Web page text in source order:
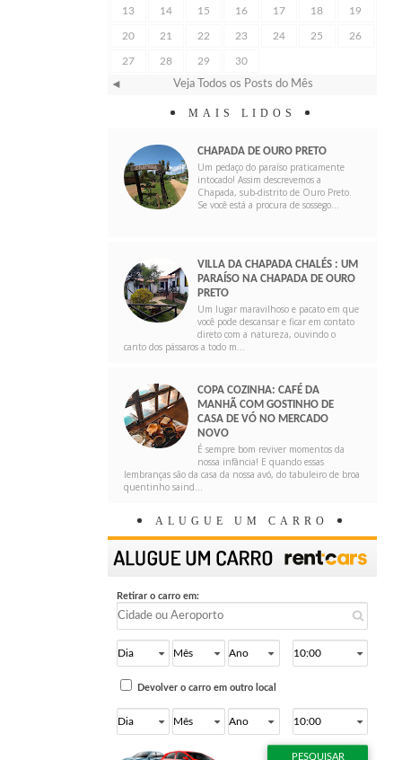
13 14 15 16 17 18 19
20 21 22 23 24 25 26
27 28 29 30
◄ Veja Todos os Posts do Mês
MAIS LIDOS
CHAPADA DE OURO PRETO
Um pedaço do paraíso praticamente
intocado! Assim descrevemos a
Chapada, sub-distrito de Ouro Preto.
Se você está a procura de sossego...
VILLA DA CHAPADA CHALÉS : UM
PARAÍSO NA CHAPADA DE OURO
PRETO
Um lugar maravilhoso e pacato em que
você pode descansar e ficar em contato
direto com a natureza, ouvindo o
canto dos pássaros a todo m...
COPA COZINHA: CAFÉ DA
MANHÃ COM GOSTINHO DE
CASA DE VÓ NO MERCADO
NOVO
É sempre bom reviver momentos da
nossa infância! E quando essas
lembranças são da casa da nossa avó, do tabuleiro de broa
quentinho saind...
ALUGUE UM CARRO